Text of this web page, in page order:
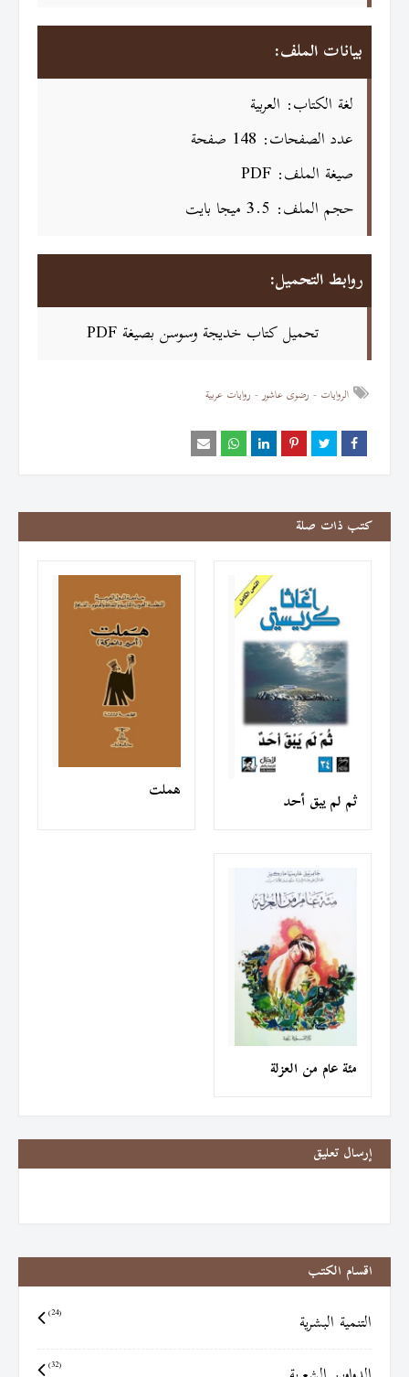
بيانات الملف:
لغة الكتاب: العربية
عدد الصفحات: 148 صفحة
صيغة الملف: PDF
حجم الملف: 3.5 ميجا بايت
روابط التحميل:
تحميل كتاب خديجة وسوسن بصيغة PDF
الروايات رضوى عاشور روايات عربية
كتب ذات صلة
ثم لم يبق أحد هملت
مئة عام من العزلة
إرسال تعليق
اقسام الكتب
التنمية البشرية (24)
(32)